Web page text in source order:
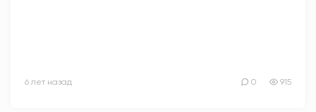
6 лет назад 0 915